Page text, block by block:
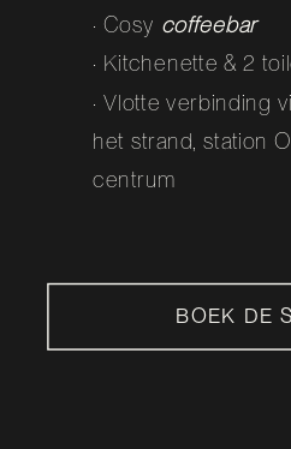
· Cosy coffeebar
· Kitchenette & 2
· Vlotte verbinding
het strand, station
centrum
BOEK DE